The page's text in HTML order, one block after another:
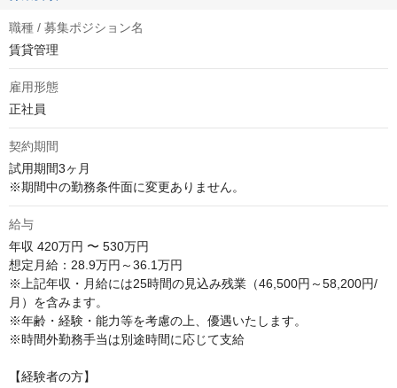
職種 / 募集ポジション名
賃貸管理
雇用形態
正社員
契約期間
試用期間3ヶ月
※期間中の勤務条件面に変更ありません。
給与
年収 420万円 〜 530万円
想定月給：28.9万円～36.1万円
※上記年収・月給には25時間の見込み残業（46,500円～58,200円/
月）を含みます。
※年齢・経験・能力等を考慮の上、優遇いたします。
※時間外勤務手当は別途時間に応じて支給
【経験者の方】